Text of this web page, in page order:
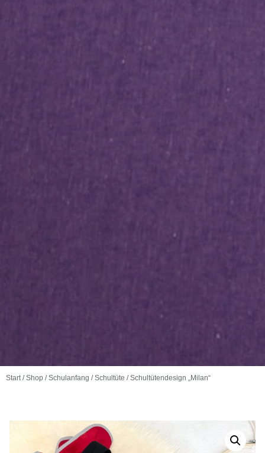
Start /Shop /Schulanfang /Schultüte / Schultütendesign „Milan“